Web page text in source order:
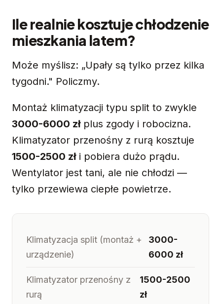
Ile realnie kosztuje chłodzenie
mieszkania latem?
Może myślisz: „Upały są tylko przez kilka
tygodni." Policzmy.
Montaż klimatyzacji typu split to zwykle
3000-6000 złplus zgody i robocizna.
Klimatyzator przenośny z rurą kosztuje
1500-2500 złi pobiera dużo prądu.
Wentylator jest tani, ale nie chłodzi —
tylko przewiewa ciepłe powietrze.
Klimatyzacja split (montaż +
urządzenie)
3000-
6000 zł
Klimatyzator przenośny z
rurą
1500-2500
zł